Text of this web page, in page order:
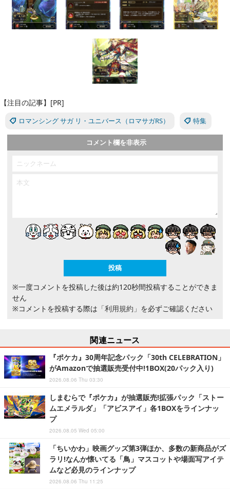
【注目の記事】[PR]
ロマンシング サガ リ・ユニバース（ロマサガRS） 特集
コメント欄を非表示
※一度コメントを投稿した後は約120秒間投稿することができま
せん
※コメントを投稿する際は 「利用規約」 を必ずご確認ください
関連ニュース
『ポケカ』30周年記念パック「30th CELEBRATION」
がAmazonで抽選販売受付中!1BOX(20パック入り)
2026.08.06 Thu 03:30
しまむらで『ポケカ』が抽選販売!拡張パック「ストー
ムエメラルダ」「アビスアイ」各1BOXをラインナッ
プ
2026.08.05 Wed 05:00
「ちいかわ」映画グッズ第3弾ほか、多数の新商品がズ
ラリ!なんか懐いてる「鳥」マスコットや場面写アイテ
ムなど必見のラインナップ
2026.08.06 Thu 11:25